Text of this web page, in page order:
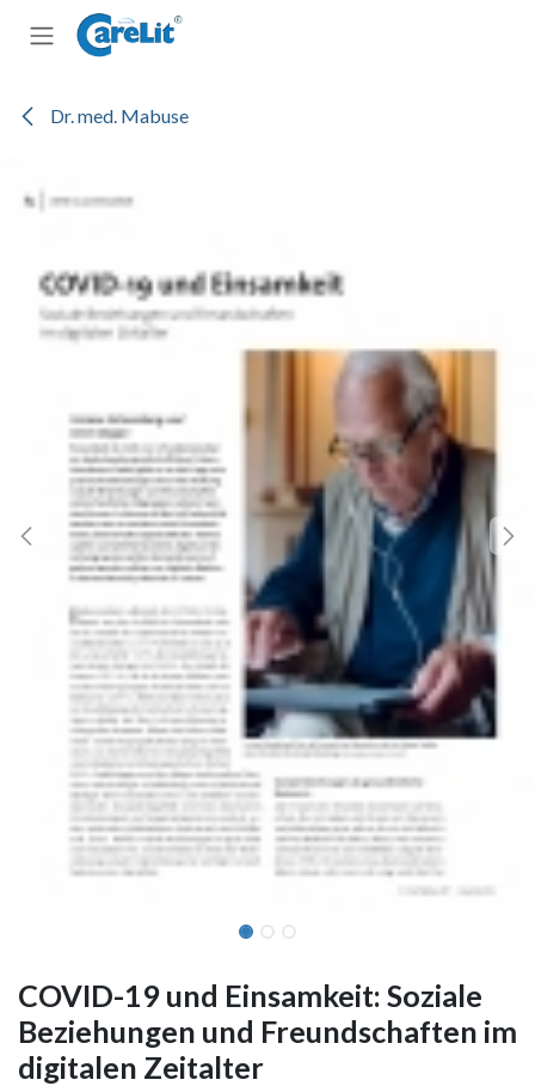
Zum Inhalt springen
Dr. med. Mabuse
COVID-19 und Einsamkeit: Soziale
Beziehungen und Freundschaften im
digitalen Zeitalter